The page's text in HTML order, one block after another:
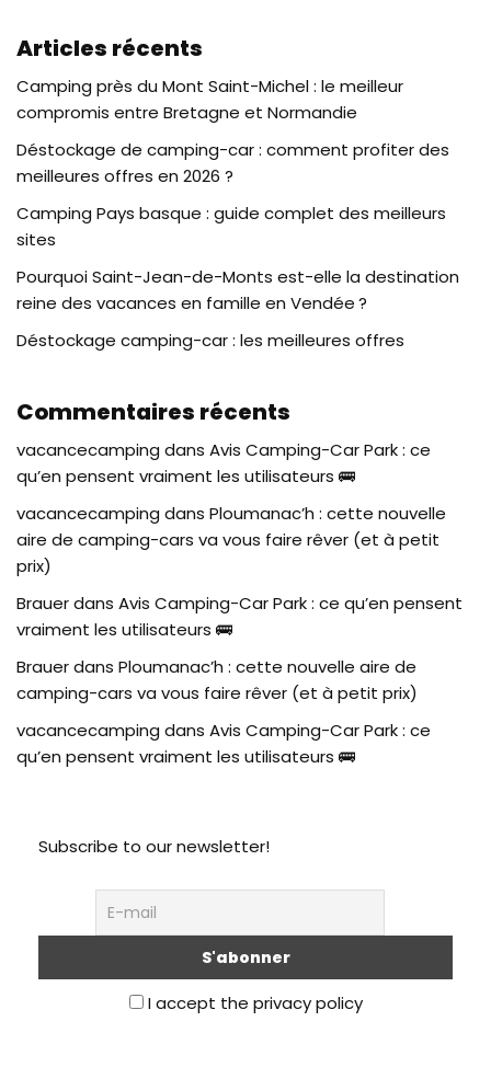
Articles récents
Camping près du Mont Saint-Michel : le meilleur
compromis entre Bretagne et Normandie
Déstockage de camping-car : comment profiter des
meilleures offres en 2026 ?
Camping Pays basque : guide complet des meilleurs
sites
Pourquoi Saint-Jean-de-Monts est-elle la destination
reine des vacances en famille en Vendée ?
Déstockage camping-car : les meilleures offres
Commentaires récents
vacancecamping dans Avis Camping-Car Park : ce
qu’en pensent vraiment les utilisateurs 🚌
vacancecamping dans Ploumanac’h : cette nouvelle
aire de camping-cars va vous faire rêver (et à petit
prix)
Brauerdans Avis Camping-Car Park : ce qu’en pensent
vraiment les utilisateurs 🚌
Brauerdans Ploumanac’h : cette nouvelle aire de
camping-cars va vous faire rêver (et à petit prix)
vacancecamping dans Avis Camping-Car Park : ce
qu’en pensent vraiment les utilisateurs 🚌
Subscribe to our newsletter!
I accept the privacy policy